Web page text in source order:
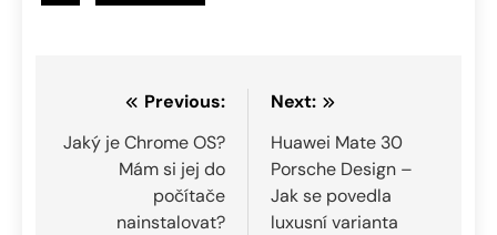
Navigace
pro
příspěvek
Previous:
Jaký je Chrome OS?
Mám si jej do
počítače
nainstalovat?
Next:
Huawei Mate 30
Porsche Design –
Jak se povedla
luxusní varianta